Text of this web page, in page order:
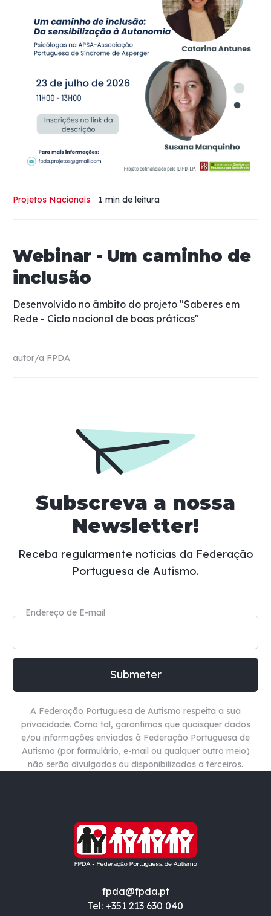
Projetos Nacionais 1 min de leitura
Webinar - Um caminho de
inclusão
Desenvolvido no âmbito do projeto "Saberes em
Rede - Ciclo nacional de boas práticas"
autor/a FPDA
Subscreva a nossa
Newsletter!
Receba regularmente notícias da Federação
Portuguesa de Autismo.
Endereço de E-mail
A Federação Portuguesa de Autismo respeita a sua
privacidade. Como tal, garantimos que quaisquer dados
e/ou informações enviados à Federação Portuguesa de
Autismo (por formulário, e-mail ou qualquer outro meio)
não serão divulgados ou disponibilizados a terceiros.
fpda@fpda.pt
Tel: +351 213 630 040